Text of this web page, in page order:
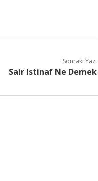
Sonraki Yazı
Sair Istinaf Ne Demek